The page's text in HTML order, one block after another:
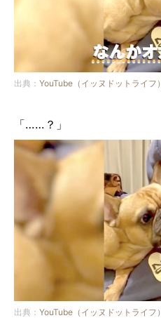
出典： YouTube（イッヌドットライフ）
「……？」
出典： YouTube（イッヌドットライフ）